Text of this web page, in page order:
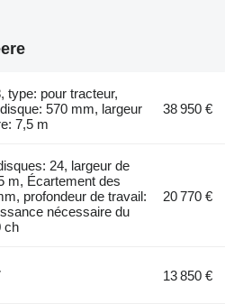
type: pour tracteur,
570 mm, largeur
7,5 m
38 950 €
24, largeur de
m, Écartement des
profondeur de travail:
nécessaire du
ch
20 770 €
13 850 €